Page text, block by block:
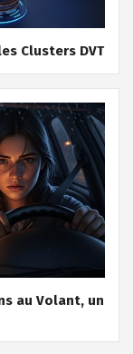
Clusters DVT
au Volant, un